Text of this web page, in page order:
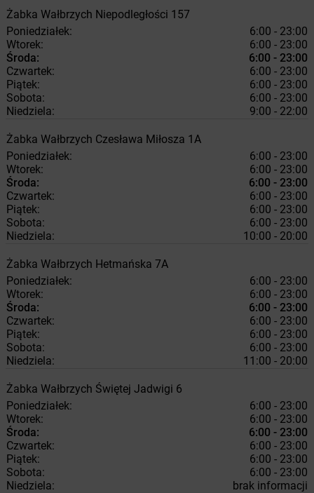
Żabka Wałbrzych Niepodległości 157
Poniedziałek:
6:00 - 23:00
Wtorek:
6:00 - 23:00
Środa:
6:00 - 23:00
Czwartek:
6:00 - 23:00
Piątek:
6:00 - 23:00
Sobota:
6:00 - 23:00
Niedziela:
9:00 - 22:00
Żabka Wałbrzych Czesława Miłosza 1A
Poniedziałek:
6:00 - 23:00
Wtorek:
6:00 - 23:00
Środa:
6:00 - 23:00
Czwartek:
6:00 - 23:00
Piątek:
6:00 - 23:00
Sobota:
6:00 - 23:00
Niedziela:
10:00 - 20:00
Żabka Wałbrzych Hetmańska 7A
Poniedziałek:
6:00 - 23:00
Wtorek:
6:00 - 23:00
Środa:
6:00 - 23:00
Czwartek:
6:00 - 23:00
Piątek:
6:00 - 23:00
Sobota:
6:00 - 23:00
Niedziela:
11:00 - 20:00
Żabka Wałbrzych Świętej Jadwigi 6
Poniedziałek:
6:00 - 23:00
Wtorek:
6:00 - 23:00
Środa:
6:00 - 23:00
Czwartek:
6:00 - 23:00
Piątek:
6:00 - 23:00
Sobota:
6:00 - 23:00
Niedziela:
brak informacji